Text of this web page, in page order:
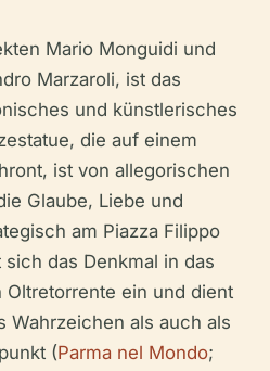
Mario Monguidi und
Marzaroli, ist das
und künstlerisches
die auf einem
ist von allegorischen
Glaube, Liebe und
am Piazza Filippo
das Denkmal in das
ein und dient
Wahrzeichen als auch als
(Parma nel Mondo;